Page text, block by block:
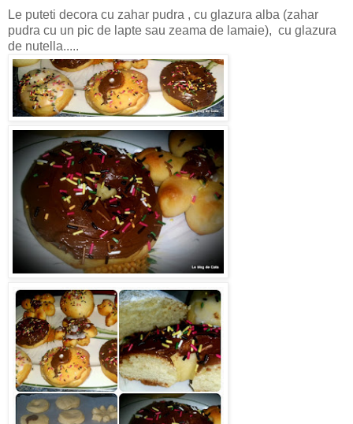
Le puteti decora cu zahar pudra , cu glazura alba (zahar
pudra cu un pic de lapte sau zeama de lamaie), cu glazura
de nutella.....